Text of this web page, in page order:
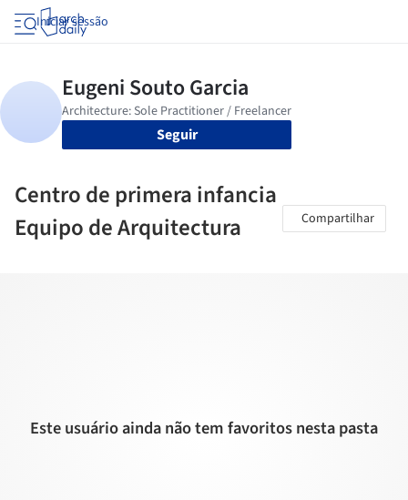
Iniciar sessão
Seguir
Centro de primera infancia
Equipo de Arquitectura
Compartilhar
Este usuário ainda não tem favoritos nesta pasta